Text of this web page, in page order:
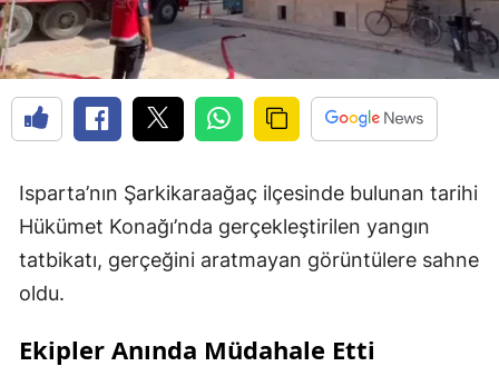
Isparta’nın Şarkikaraağaç ilçesinde bulunan tarihi
Hükümet Konağı’nda gerçekleştirilen yangın
tatbikatı, gerçeğini aratmayan görüntülere sahne
oldu.
Ekipler Anında Müdahale Etti